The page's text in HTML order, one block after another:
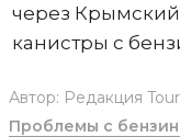
через
канистры с
Автор: Редакция
Проблемы с